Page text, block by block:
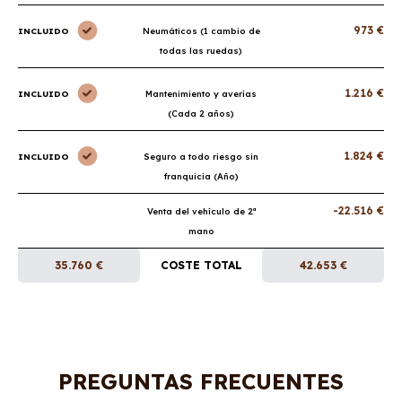
INCLUIDO
Neumáticos (1 cambio de
todas las ruedas)
973 €
INCLUIDO
Mantenimiento y averías
(Cada 2 años)
1.216 €
INCLUIDO
Seguro a todo riesgo sin
franquicia (Año)
1.824 €
Venta del vehículo de 2ª
mano
-22.516 €
35.760 € COSTE TOTAL 42.653 €
PREGUNTAS FRECUENTES